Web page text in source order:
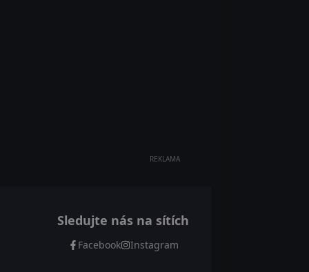
REKLAMA
Sledujte nás na sítích
Facebook Instagram